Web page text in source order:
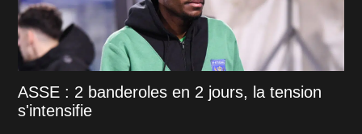
ASSE : 2 banderoles en 2 jours, la tension
s'intensifie